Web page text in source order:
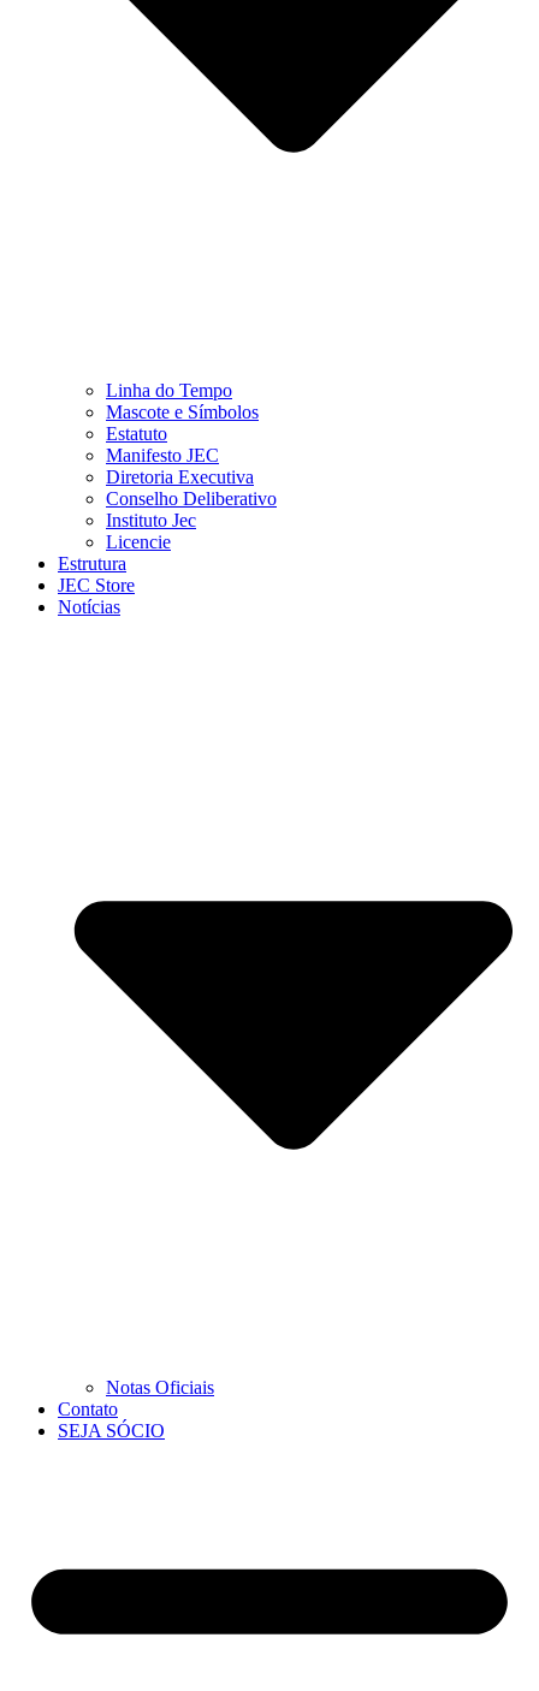
Linha do Tempo
Mascote e Símbolos
Estatuto
Manifesto JEC
Diretoria Executiva
Conselho Deliberativo
Instituto Jec
Licencie
Estrutura
JEC Store
Notícias
Notas Oficiais
Contato
SEJA SÓCIO